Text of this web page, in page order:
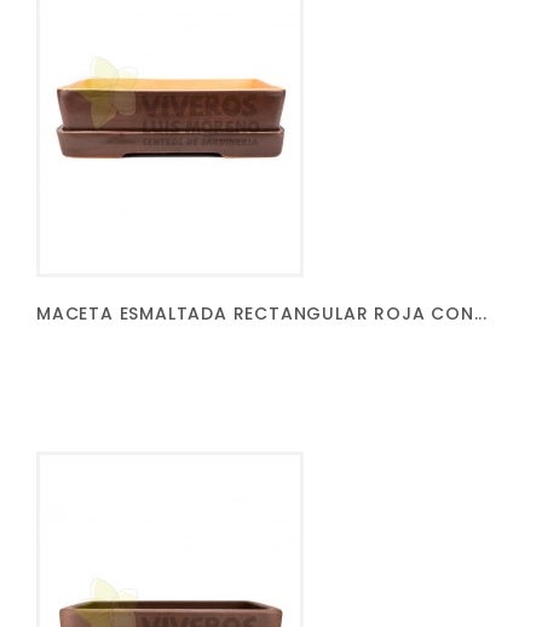
MACETA ESMALTADA RECTANGULAR ROJA CON...